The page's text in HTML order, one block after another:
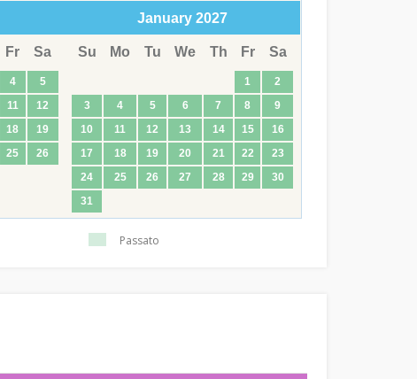
Fr Sa
4
5
11
12
18
19
25
26
January 2027
Su Mo Tu We Th Fr Sa
1
2
3
4 5 6 7 8
9
10
11 12 13 14 15
16
17
18 19 20 21 22
23
24
25 26 27 28 29
30
31
Passato